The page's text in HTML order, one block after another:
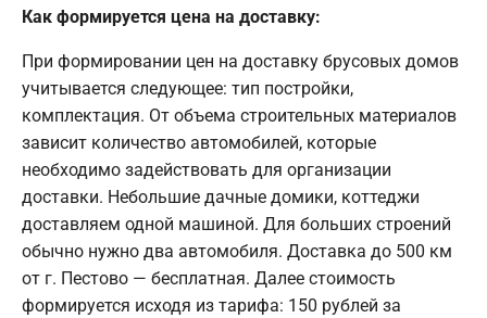
Как формируется цена на доставку:
При формировании цен на доставку брусовых домов
учитывается следующее: тип постройки,
комплектация. От объема строительных материалов
зависит количество автомобилей, которые
необходимо задействовать для организации
доставки. Небольшие дачные домики, коттеджи
доставляем одной машиной. Для больших строений
обычно нужно два автомобиля. Доставка до 500 км
от г. Пестово — бесплатная. Далее стоимость
формируется исходя из тарифа: 150 рублей за